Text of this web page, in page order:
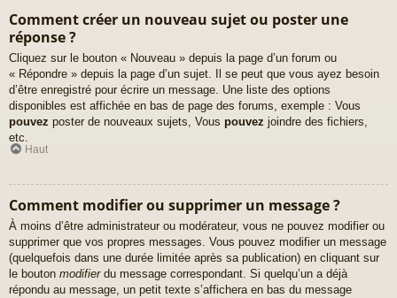
Comment créer un nouveau sujet ou poster une
réponse ?
Cliquez sur le bouton « Nouveau » depuis la page d’un forum ou
« Répondre » depuis la page d’un sujet. Il se peut que vous ayez besoin
d’être enregistré pour écrire un message. Une liste des options
disponibles est affichée en bas de page des forums, exemple : Vous
pouvez poster de nouveaux sujets, Vous pouvez joindre des fichiers,
etc.
Haut
Comment modifier ou supprimer un message ?
À moins d’être administrateur ou modérateur, vous ne pouvez modifier ou
supprimer que vos propres messages. Vous pouvez modifier un message
(quelquefois dans une durée limitée après sa publication) en cliquant sur
le bouton modifierdu message correspondant. Si quelqu’un a déjà
répondu au message, un petit texte s’affichera en bas du message